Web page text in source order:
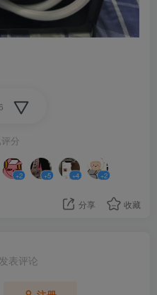
分
+2 +5 +4 +2
分享 收藏
表评论